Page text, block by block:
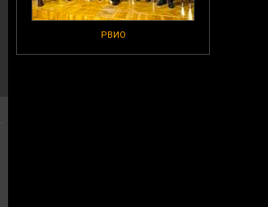
РВИО